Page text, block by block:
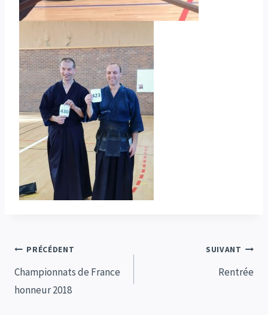
Navigation
de
PRÉCÉDENT
Championnats de France
honneur 2018
SUIVANT
Rentrée